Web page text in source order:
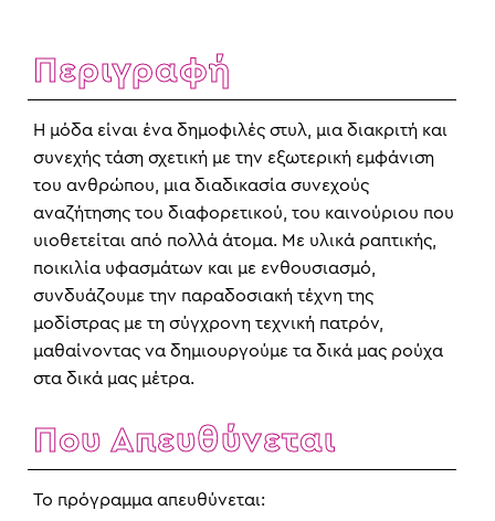
Περιγραφή
Η μόδα είναι ένα δημοφιλές στυλ, μια διακριτή και
συνεχής τάση σχετική με την εξωτερική εμφάνιση
του ανθρώπου, μια διαδικασία συνεχούς
αναζήτησης του διαφορετικού, του καινούριου που
υιοθετείται από πολλά άτομα. Με υλικά ραπτικής,
ποικιλία υφασμάτων και με ενθουσιασμό,
συνδυάζουμε την παραδοσιακή τέχνη της
μοδίστρας με τη σύγχρονη τεχνική πατρόν,
μαθαίνοντας να δημιουργούμε τα δικά μας ρούχα
στα δικά μας μέτρα.
Που Απευθύνεται
Το πρόγραμμα απευθύνεται: